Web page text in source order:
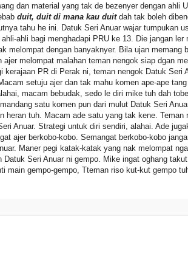
dan material yang tak de bezenyer dengan ahli
duit, duit di mana kau duitdah tak boleh
tahu he ini. Datuk Seri Anuar wajar tumpukan
ahli bagi menghadapi PRU ke 13. Die jangan ler
melompat dengan banyaknyer. Bila ujan memang
melompat malahan teman nengok siap dgan
kerajaan PR di Perak ni, teman nengok Datuk Seri
setuju ajer dan tak mahu komen ape-ape
macam bebudak, sedo le diri mike tuh dah
satu komen pun dari mulut Datuk Seri
heran tuh. Macam ade satu yang tak kene. Teman
Anuar. Strategi untuk diri sendiri, alahai. Ade
ajer berkobo-kobo. Semangat berkobo-kobo
Maner pegi katak-katak yang nak melompat
Datuk Seri Anuar ni gempo. Mike ingat oghang
main gempo-gempo, Tteman riso kut-kut gempo